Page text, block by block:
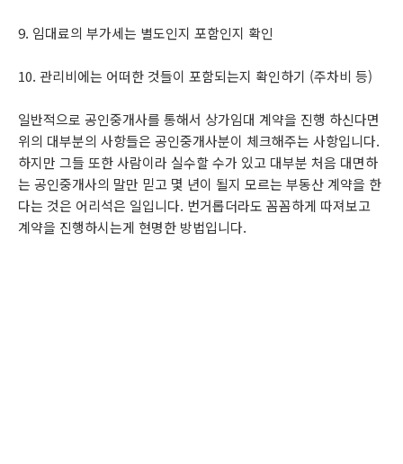
9. 임대료의 부가세는 별도인지 포함인지 확인
10. 관리비에는 어떠한 것들이 포함되는지 확인하기 (주차비 등)
일반적으로 공인중개사를 통해서 상가임대 계약을 진행 하신다면
위의 대부분의 사항들은 공인중개사분이 체크해주는 사항입니다.
하지만 그들 또한 사람이라 실수할 수가 있고 대부분 처음 대면하
는 공인중개사의 말만 믿고 몇 년이 될지 모르는 부동산 계약을 한
다는 것은 어리석은 일입니다. 번거롭더라도 꼼꼼하게 따져보고
계약을 진행하시는게 현명한 방법입니다.